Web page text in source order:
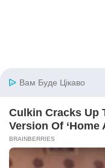
© 2026 iBilingua